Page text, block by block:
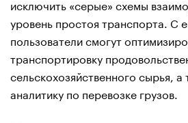
исключить «серые» схемы
уровень простоя транспорта. С
пользователи смогут
транспортировку
сельскохозяйственного сырья,
аналитику по перевозке грузов.